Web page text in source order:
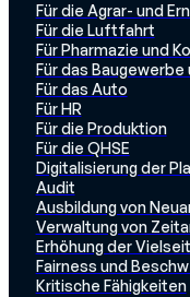
Für die Agrar- und
Für die Luftfahrt
Für Pharmazie und
Für das
Für das Auto
Für HR
Für die Produktion
Für die QHSE
Digitalisierung der
Audit
Ausbildung von
Verwaltung von
Erhöhung der
Fairness und
Kritische Fähigkeiten